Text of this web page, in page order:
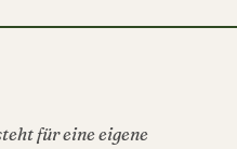
für eine eigene